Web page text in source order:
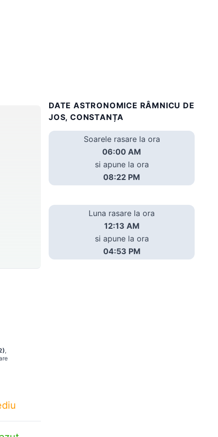
,
DATE ASTRONOMICE RÂMNICU DE
JOS, CONSTANȚA
Soarele rasare la ora
06:00 AM
si apune la ora
08:22 PM
Luna rasare la ora
12:13 AM
si apune la ora
04:53 PM